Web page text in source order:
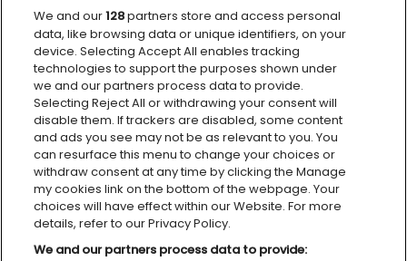
VÅRE SAMARBEIDSPARTNERE
We and our128partners store and access personal
data, like browsing data or unique identifiers, on your
device. Selecting Accept All enables tracking
technologies to support the purposes shown under
we and our partners process data to provide.
Selecting Reject All or withdrawing your consent will
disable them. If trackers are disabled, some content
and ads you see may not be as relevant to you. You
can resurface this menu to change your choices or
withdraw consent at any time by clicking the Manage
my cookies link on the bottom of the webpage. Your
choices will have effect within our Website. For more
details, refer to our Privacy Policy.
We and our partners process data to provide: